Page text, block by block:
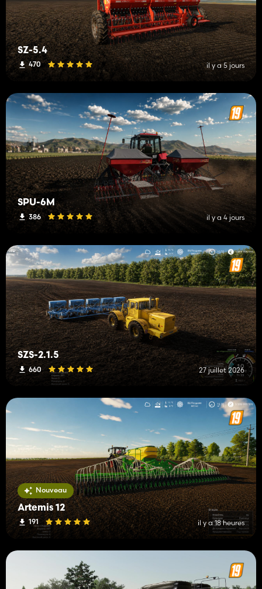
SZ-5.4
470 il y a 5 jours
SPU-6M
386 il y a 4 jours
SZS-2.1.5
660 27 juillet 2026
Nouveau
Artemis 12
191 il y a 18 heures